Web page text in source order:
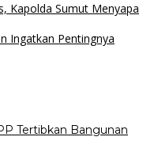
Kapolda Sumut Menyapa
Ingatkan Pentingnya
Tertibkan Bangunan